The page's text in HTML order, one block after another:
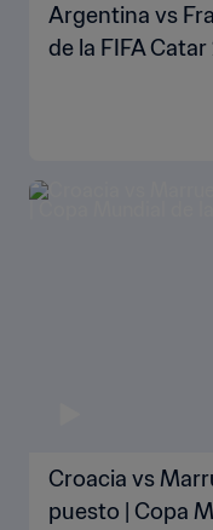
Argentina vs
de la FIFA
Croacia vs
puesto | Copa